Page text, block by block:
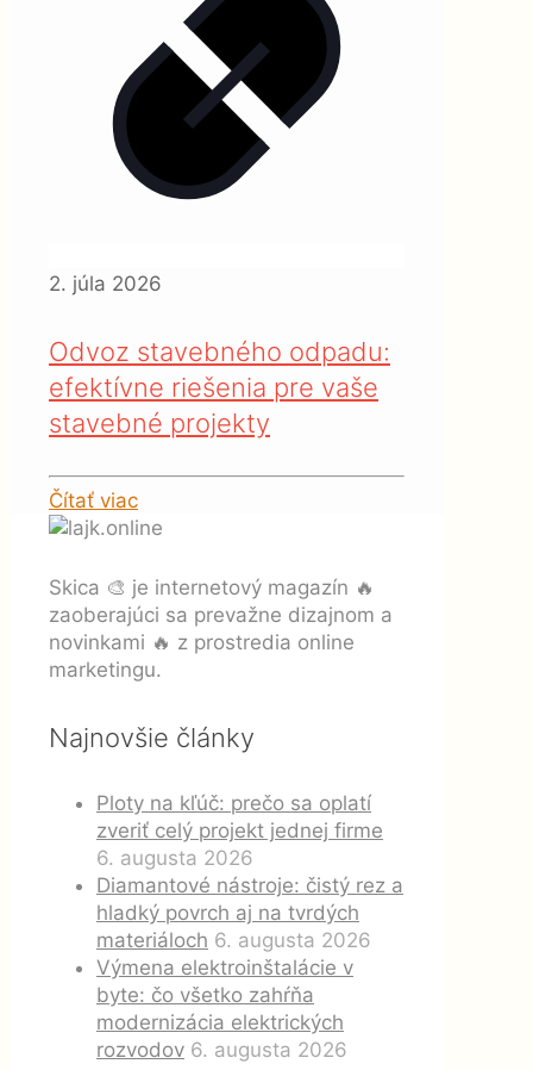
2. júla 2026
Odvoz stavebného odpadu:
efektívne riešenia pre vaše
stavebné projekty
Čítať viac
Skica 🎨 je internetový magazín 🔥
zaoberajúci sa prevažne dizajnom a
novinkami 🔥 z prostredia online
marketingu.
Najnovšie články
Ploty na kľúč: prečo sa oplatí
zveriť celý projekt jednej firme
6. augusta 2026
Diamantové nástroje: čistý rez a
hladký povrch aj na tvrdých
materiáloch 6. augusta 2026
Výmena elektroinštalácie v
byte: čo všetko zahŕňa
modernizácia elektrických
rozvodov 6. augusta 2026